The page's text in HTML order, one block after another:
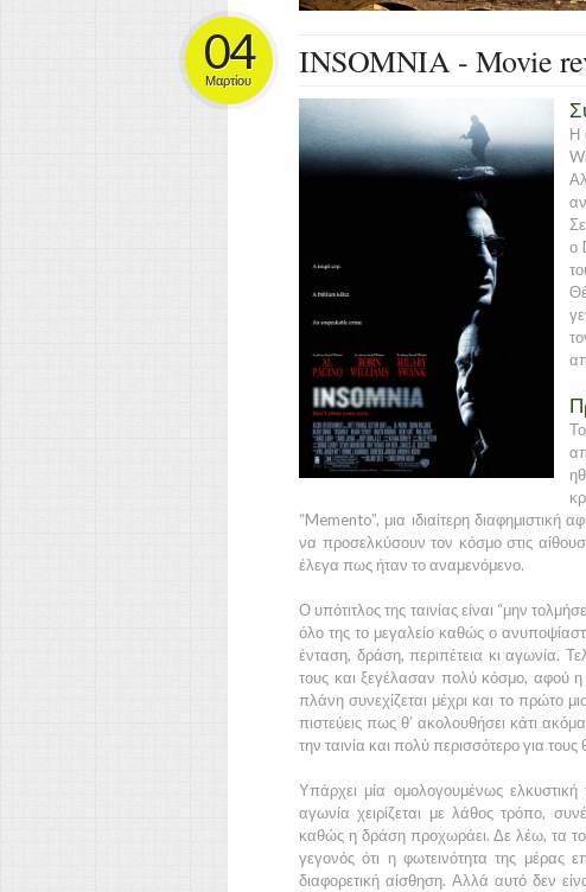
INSOMNIA - Movie
04
Μαρτίου
Η
ο
Το
“Memento”, μια ιδιαίτερη
να προσελκύσουν τον κόσμο στις
έλεγα πως ήταν το αναμενόμενο.
Ο υπότιτλος της ταινίας είναι “μην
όλο της το μεγαλείο καθώς ο
ένταση, δράση, περιπέτεια κι αγωνία.
τους και ξεγέλασαν πολύ κόσμο, αφού η
πλάνη συνεχίζεται μέχρι και το πρώτο
πιστεύεις πως θ’ ακολουθήσει κάτι
την ταινία και πολύ περισσότερο για τους
Υπάρχει μία ομολογουμένως
αγωνία χειρίζεται με λάθος τρόπο,
καθώς η δράση προχωράει. Δε λέω, τα
γεγονός ότι η φωτεινότητα της μέρας
διαφορετική αίσθηση. Αλλά αυτό δεν